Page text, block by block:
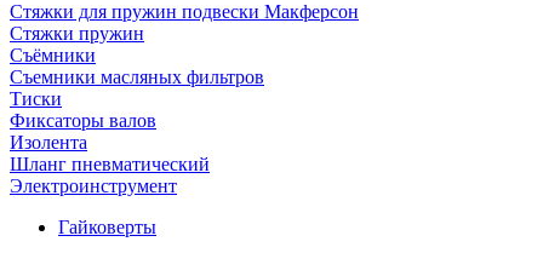
Стяжки для пружин подвески Макферсон
Стяжки пружин
Съёмники
Съемники масляных фильтров
Тиски
Фиксаторы валов
Изолента
Шланг пневматический
Электроинструмент
Гайковерты